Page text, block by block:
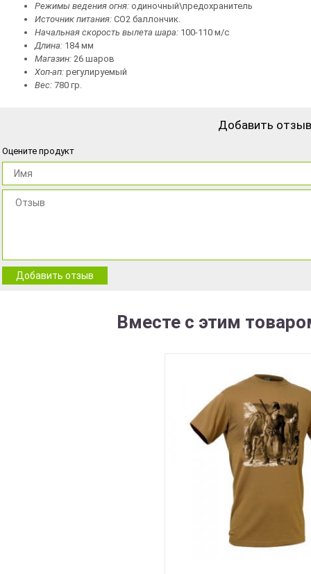
Режимы ведения огня: одиночный\предохранитель
Источник питания: CO2 баллончик.
Начальная скорость вылета шара: 100-110 м/с
Длина: 184 мм
Магазин: 26 шаров
Хоп-ап: регулируемый
Вес: 780 гр.
Добавить отзыв
Оцените продукт
Добавить отзыв
Вместе с этим